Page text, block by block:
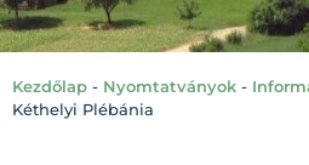
Kezdőlap - Nyomtatványok -
Kéthelyi Plébánia